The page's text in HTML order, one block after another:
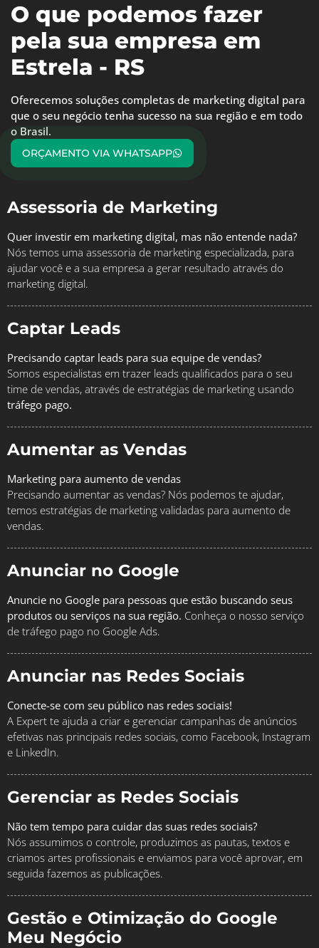
O que podemos fazer
pela sua empresa em
Estrela - RS
Oferecemos soluções completas de marketing digital para
que o seu negócio tenha sucesso na sua região e em todo
o Brasil.
ORÇAMENTO VIA WHATSAPP
Assessoria de Marketing
Quer investir em marketing digital, mas não entende nada?
Nós temos uma assessoria de marketing especializada, para
ajudar você e a sua empresa a gerar resultado através do
marketing digital.
Captar Leads
Precisando captar leads para sua equipe de vendas?
Somos especialistas em trazer leads qualificados para o seu
time de vendas, através de estratégias de marketing usando
tráfego pago.
Aumentar as Vendas
Marketing para aumento de vendas
Precisando aumentar as vendas? Nós podemos te ajudar,
temos estratégias de marketing validadas para aumento de
vendas.
Anunciar no Google
Anuncie no Google para pessoas que estão buscando seus
produtos ou serviços na sua região. Conheça o nosso serviço
de tráfego pago no Google Ads.
Anunciar nas Redes Sociais
Conecte-se com seu público nas redes sociais!
A Expert te ajuda a criar e gerenciar campanhas de anúncios
efetivas nas principais redes sociais, como Facebook, Instagram
e LinkedIn.
Gerenciar as Redes Sociais
Não tem tempo para cuidar das suas redes sociais?
Nós assumimos o controle, produzimos as pautas, textos e
criamos artes profissionais e enviamos para você aprovar, em
seguida fazemos as publicações.
Gestão e Otimização do Google
Meu Negócio